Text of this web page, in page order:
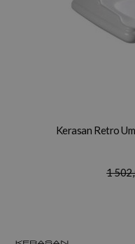
Kerasan Retro
1